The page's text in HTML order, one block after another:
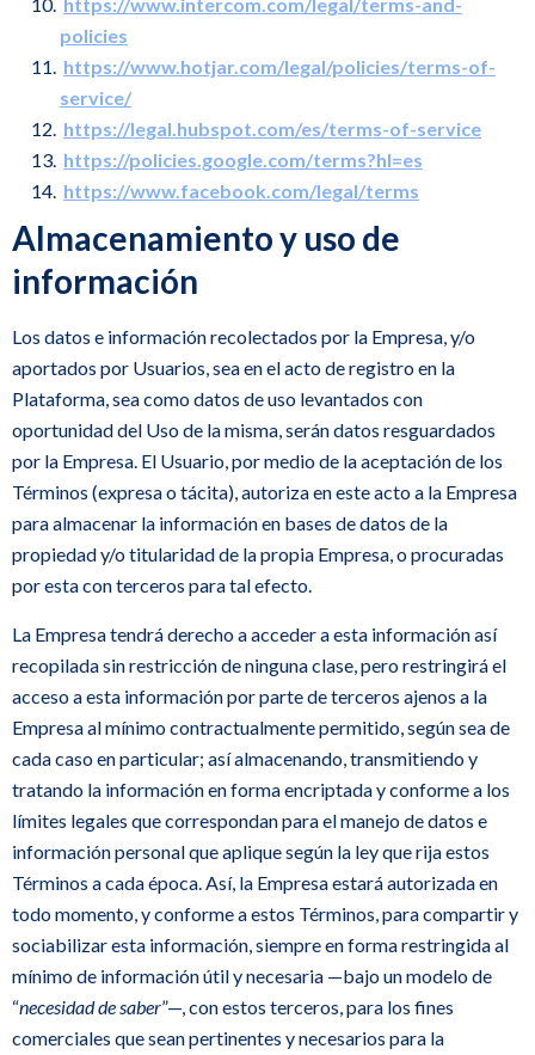
https://www.intercom.com/legal/terms-and-
policies
https://www.hotjar.com/legal/policies/terms-of-
service/
https://legal.hubspot.com/es/terms-of-service
https://policies.google.com/terms?hl=es
https://www.facebook.com/legal/terms
Almacenamiento y uso de
información
Los datos e información recolectados por la Empresa, y/o
aportados por Usuarios, sea en el acto de registro en la
Plataforma, sea como datos de uso levantados con
oportunidad del Uso de la misma, serán datos resguardados
por la Empresa. El Usuario, por medio de la aceptación de los
Términos (expresa o tácita), autoriza en este acto a la Empresa
para almacenar la información en bases de datos de la
propiedad y/o titularidad de la propia Empresa, o procuradas
por esta con terceros para tal efecto.
La Empresa tendrá derecho a acceder a esta información así
recopilada sin restricción de ninguna clase, pero restringirá el
acceso a esta información por parte de terceros ajenos a la
Empresa al mínimo contractualmente permitido, según sea de
cada caso en particular; así almacenando, transmitiendo y
tratando la información en forma encriptada y conforme a los
límites legales que correspondan para el manejo de datos e
información personal que aplique según la ley que rija estos
Términos a cada época. Así, la Empresa estará autorizada en
todo momento, y conforme a estos Términos, para compartir y
sociabilizar esta información, siempre en forma restringida al
mínimo de información útil y necesaria —bajo un modelo de
“necesidad de saber”—, con estos terceros, para los fines
comerciales que sean pertinentes y necesarios para la